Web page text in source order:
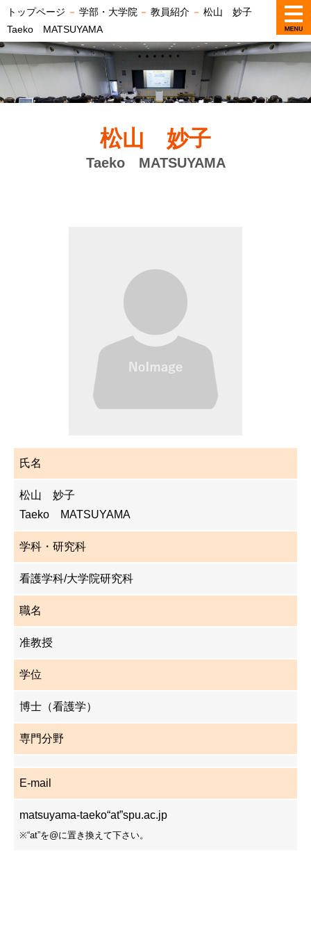
トップページ － 学部・大学院 － 教員紹介 － 松山 妙子
Taeko MATSUYAMA
松山 妙子
Taeko MATSUYAMA
氏名
松山 妙子
Taeko MATSUYAMA
学科・研究科
看護学科/大学院研究科
職名
准教授
学位
博士（看護学）
専門分野
E-mail
matsuyama-taeko“at”spu.ac.jp
※“at”を@に置き換えて下さい。